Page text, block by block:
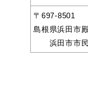
〒697-8501
島根県浜田市
浜田市市民